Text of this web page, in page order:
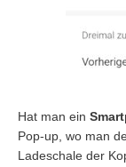
Hat man ein
Pop-up, wo man
Ladeschale der